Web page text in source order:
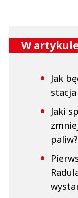
W
Jak
Jaki
paliw?